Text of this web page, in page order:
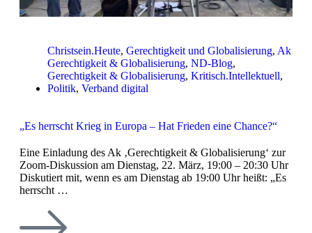
Christsein.Heute, Gerechtigkeit und Globalisierung, Ak
Gerechtigkeit & Globalisierung, ND-Blog,
Gerechtigkeit & Globalisierung, Kritisch.Intellektuell,
Politik, Verband digital
„Es herrscht Krieg in Europa – Hat Frieden eine Chance?“
Eine Einladung des Ak ‚Gerechtigkeit & Globalisierung‘ zur
Zoom-Diskussion am Dienstag, 22. März, 19:00 – 20:30 Uhr
Diskutiert mit, wenn es am Dienstag ab 19:00 Uhr heißt: „Es
herrscht …